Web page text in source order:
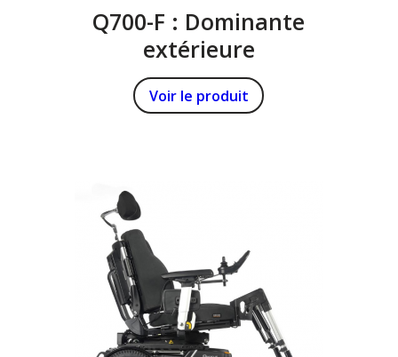
Q700-F : Dominante
extérieure
Voir le produit